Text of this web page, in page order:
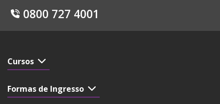
0800 727 4001
Cursos
Formas de Ingresso